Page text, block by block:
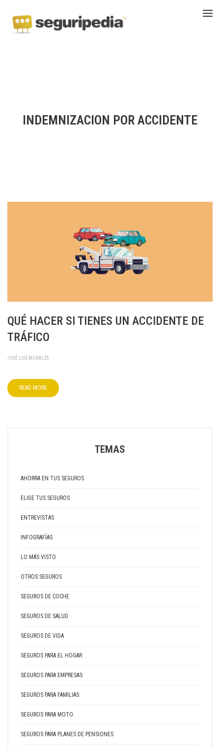
INDEMNIZACION POR ACCIDENTE
QUÉ HACER SI TIENES UN ACCIDENTE DE
TRÁFICO
JOSÉ LUIS MORALES
READ MORE
TEMAS
AHORRA EN TUS SEGUROS
ELIGE TUS SEGUROS
ENTREVISTAS
INFOGRAFÍAS
LO MÁS VISTO
OTROS SEGUROS
SEGUROS DE COCHE
SEGUROS DE SALUD
SEGUROS DE VIDA
SEGUROS PARA EL HOGAR
SEGUROS PARA EMPRESAS
SEGUROS PARA FAMILIAS
SEGUROS PARA MOTO
SEGUROS PARA PLANES DE PENSIONES